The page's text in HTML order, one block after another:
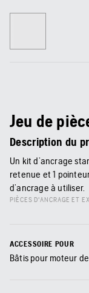
Jeu de
Description du
Un kit d’ancrage
retenue et 1
d’ancrage à utiliser.
PIÈCES D'ANCRAGE ET
ACCESSOIRE POUR
Bâtis pour moteur